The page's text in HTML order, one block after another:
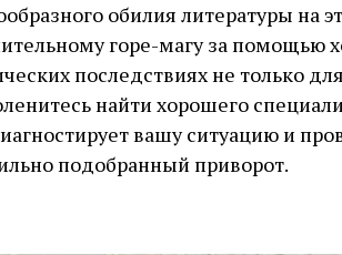
обилия литературы на
горе-магу за помощью
последствиях не только
найти хорошего
вашу ситуацию и
подобранный приворот.